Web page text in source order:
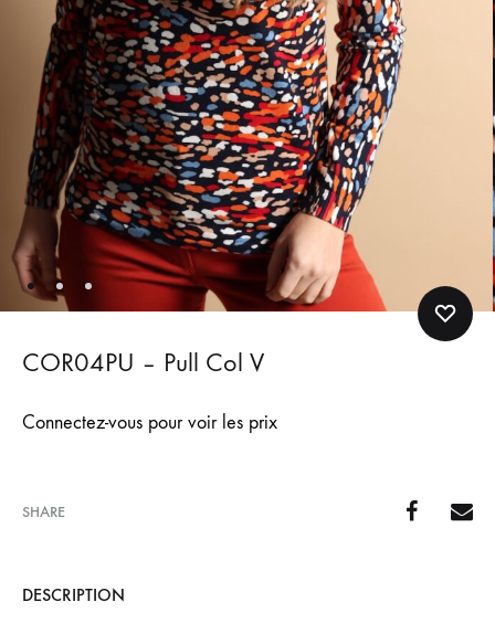
COR04PU – Pull Col V
Connectez-vous pour voir les prix
SHARE
DESCRIPTION